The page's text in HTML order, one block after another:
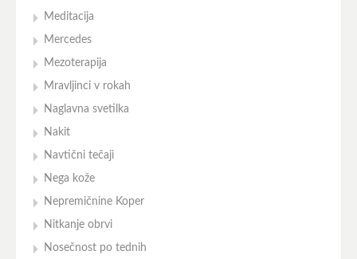
Meditacija
Mercedes
Mezoterapija
Mravljinci v rokah
Naglavna svetilka
Nakit
Navtični tečaji
Nega kože
Nepremičnine Koper
Nitkanje obrvi
Nosečnost po tednih